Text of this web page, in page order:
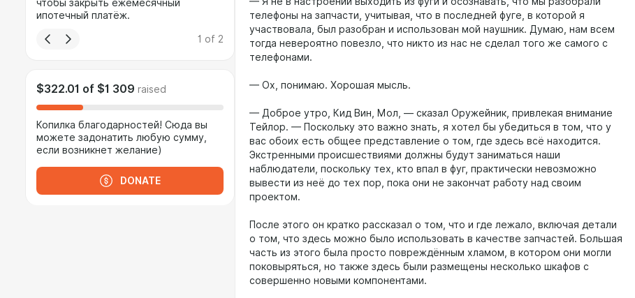
чтобы закрыть ежемесячный
ипотечный платёж.
1 of 2
$322.01 of $1 309 raised
Копилка благодарностей! Сюда вы
можете задонатить любую сумму,
если возникнет желание)
DONATE
телефоны на запчасти, учитывая, что в последней фуге, в которой я
участвовала, был разобран и использован мой наушник. Думаю, нам всем
тогда невероятно повезло, что никто из нас не сделал того же самого с
телефонами.
— Ох, понимаю. Хорошая мысль.
— Доброе утро, Кид Вин, Мол, — сказал Оружейник, привлекая внимание
Тейлор. — Поскольку это важно знать, я хотел бы убедиться в том, что у
вас обоих есть общее представление о том, где здесь всё находится.
Экстренными происшествиями должны будут заниматься наши
наблюдатели, поскольку тех, кто впал в фуг, практически невозможно
вывести из неё до тех пор, пока они не закончат работу над своим
проектом.
После этого он кратко рассказал о том, что и где лежало, включая детали
о том, что здесь можно было использовать в качестве запчастей. Большая
часть из этого была просто повреждённым хламом, в котором они могли
поковыряться, но также здесь были размещены несколько шкафов с
совершенно новыми компонентами.